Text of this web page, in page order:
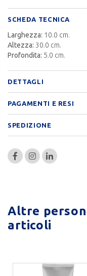
SCHEDA TECNICA
Larghezza: 10.0 cm.
Altezza: 30.0 cm.
Profondita: 5.0 cm.
DETTAGLI
PAGAMENTI E RESI
SPEDIZIONE
Altre
articoli